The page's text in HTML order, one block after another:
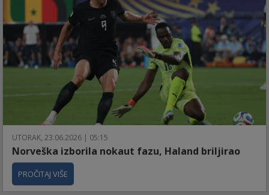
UTORAK, 23.06.2026 | 05:15
Norveška izborila nokaut fazu, Haland briljirao
PROČITAJ VIŠE